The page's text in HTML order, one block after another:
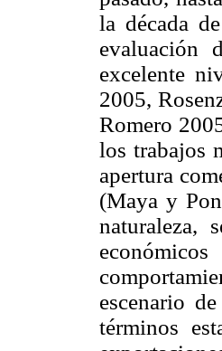
la década
evaluación
excelente
2005,
Romero
los trabajos
apertura
(Maya y
naturaleza,
escenario
términos